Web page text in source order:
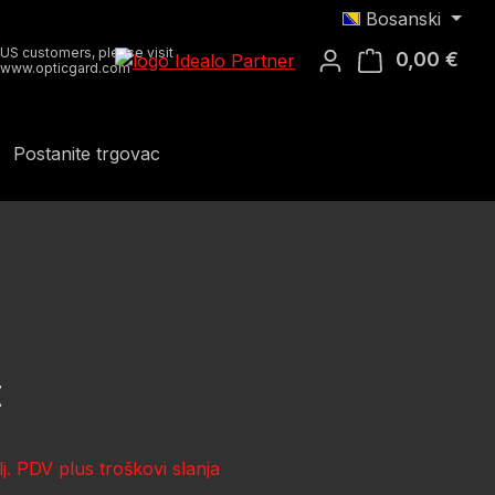
Bosanski
US customers, please visit
www.opticgard.com
0,00 €
Postanite trgovac
PDV plus troškovi slanja